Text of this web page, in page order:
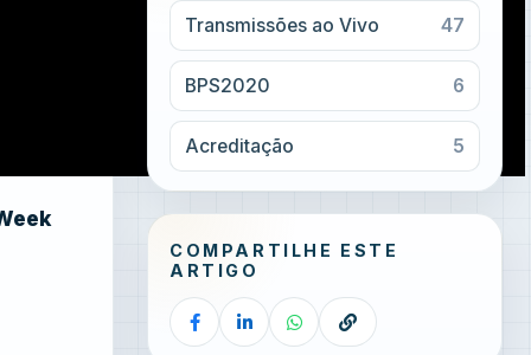
Transmissões ao Vivo 47
BPS2020 6
Acreditação 5
COMPARTILHE ESTE
ARTIGO